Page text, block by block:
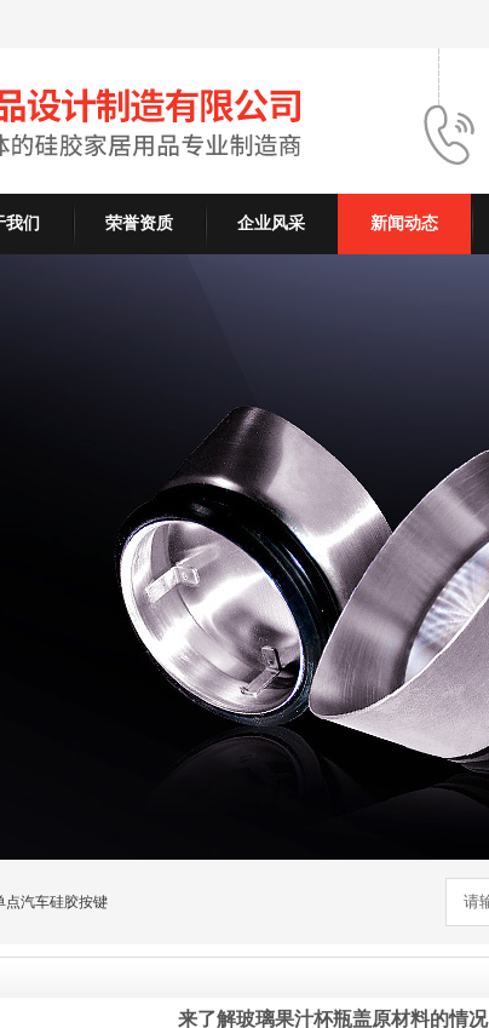
我们 荣誉资质 企业风采 新闻动态
点汽车硅胶按键
来了解玻璃果汁杯瓶盖原材料的情况